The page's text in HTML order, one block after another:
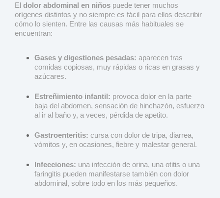
El dolor abdominal en niños puede tener muchos
orígenes distintos y no siempre es fácil para ellos describir
cómo lo sienten. Entre las causas más habituales se
encuentran:
Gases y digestiones pesadas: aparecen tras
comidas copiosas, muy rápidas o ricas en grasas y
azúcares.
Estreñimiento infantil: provoca dolor en la parte
baja del abdomen, sensación de hinchazón, esfuerzo
al ir al baño y, a veces, pérdida de apetito.
Gastroenteritis: cursa con dolor de tripa, diarrea,
vómitos y, en ocasiones, fiebre y malestar general.
Infecciones: una infección de orina, una otitis o una
faringitis pueden manifestarse también con dolor
abdominal, sobre todo en los más pequeños.